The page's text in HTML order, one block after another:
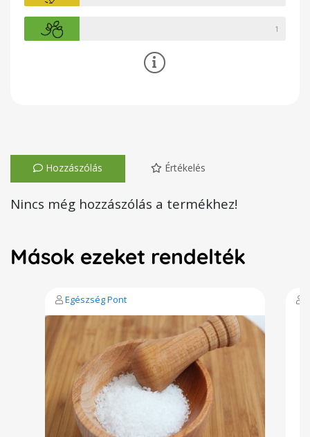
1
Hozzászólás Értékelés
Nincs még hozzászólás a termékhez!
Mások ezeket rendelték
Egészség Pont